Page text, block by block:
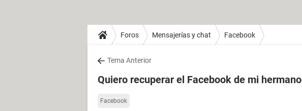
Foros Mensajerías y chat Facebook
Tema Anterior
Quiero recuperar el Facebook de mi hermano
Facebook